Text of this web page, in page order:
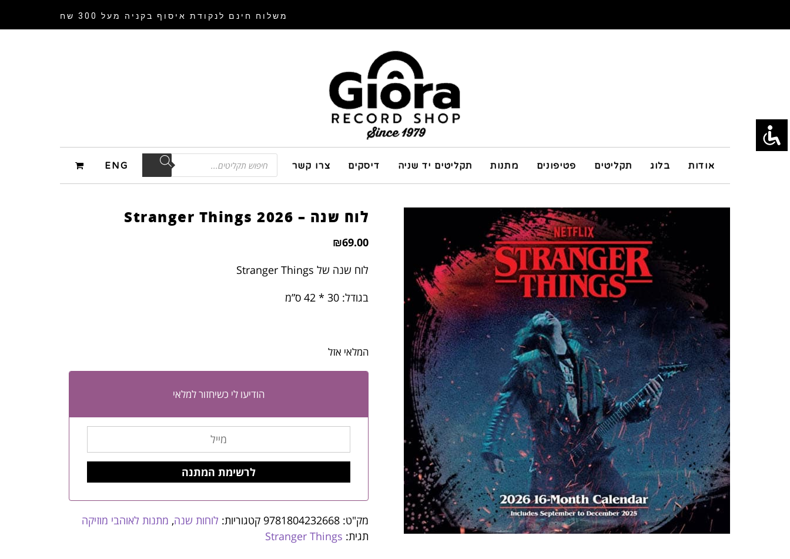
משלוח חינם לנקודת איסוף בקניה מעל 300 שח
אודות בלוג תקליטים פטיפונים מתנות תקליטים יד שניה דיסקים צרו קשר ENG
לוח שנה – Stranger Things 2026
₪69.00
לוח שנה של Stranger Things
בגודל: 30 * 42 ס”מ
המלאי אזל
הודיעו לי כשיחזור למלאי
מק"ט: 9781804232668 קטגוריות: לוחות שנה, מתנות לאוהבי מוזיקה
תגית: Stranger Things